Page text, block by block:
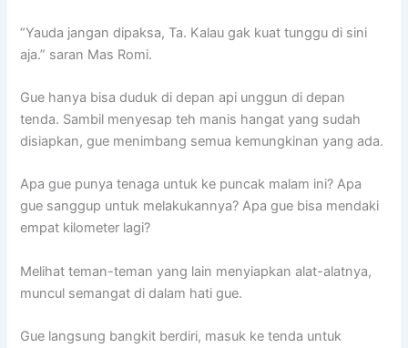
“Yauda jangan dipaksa, Ta. Kalau gak kuat tunggu di sini
aja.” saran Mas Romi.
Gue hanya bisa duduk di depan api unggun di depan
tenda. Sambil menyesap teh manis hangat yang sudah
disiapkan, gue menimbang semua kemungkinan yang ada.
Apa gue punya tenaga untuk ke puncak malam ini? Apa
gue sanggup untuk melakukannya? Apa gue bisa mendaki
empat kilometer lagi?
Melihat teman-teman yang lain menyiapkan alat-alatnya,
muncul semangat di dalam hati gue.
Gue langsung bangkit berdiri, masuk ke tenda untuk